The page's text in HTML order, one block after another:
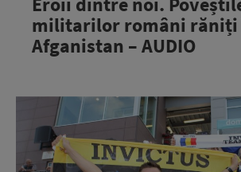
militarilor români răniți
Afganistan – AUDIO